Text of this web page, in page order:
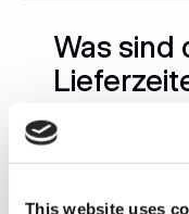
This website uses
Was sind
Was sind